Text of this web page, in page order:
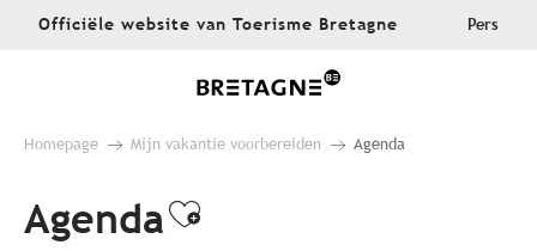
AllerOfficiële website van Toerisme Bretagne Pers
Homepage Mijn vakantie voorbereiden Agenda
AgendaAjouter aux favoris